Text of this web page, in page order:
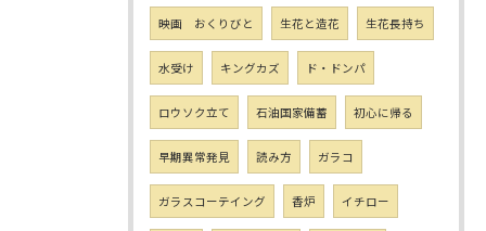
映画 おくりびと 生花と造花 生花長持ち
水受け キングカズ ド・ドンパ
ロウソク立て 石油国家備蓄 初心に帰る
早期異常発見 読み方 ガラコ
ガラスコーテイング 香炉 イチロー